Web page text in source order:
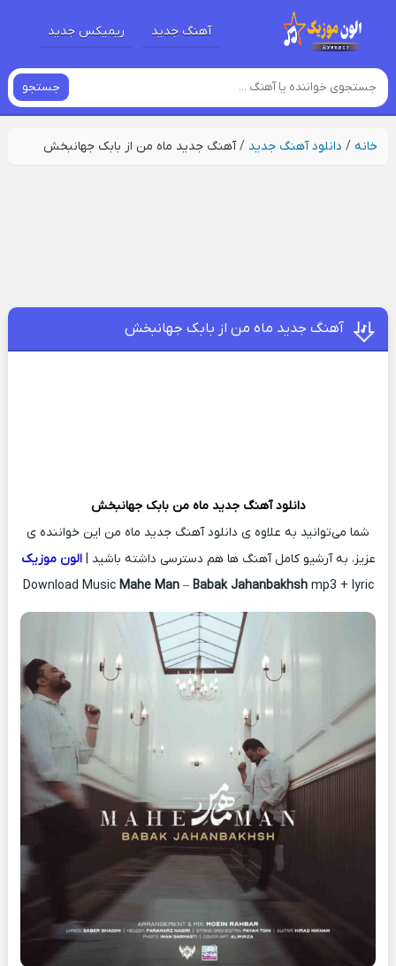
آهنگ جدید ریمیکس جدید
جستجو
خانه/ دانلود آهنگ جدید /آهنگ جدید ماه من از بابک جهانبخش
آهنگ جدید ماه من از بابک جهانبخش
دانلود آهنگ جدید ماه منبابک جهانبخش
شما می‌توانید به علاوه ی دانلود آهنگ جدید ماه من این خواننده ی
عزیز، به آرشیو کامل آهنگ ها هم دسترسی داشته باشید |الون موزیک
Download Music Mahe Man– Babak Jahanbakhshmp3 + lyric